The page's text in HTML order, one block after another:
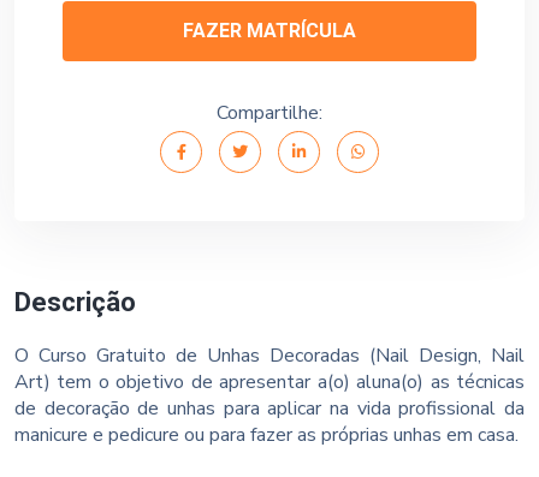
Descrição
O Curso Gratuito de Unhas Decoradas (Nail Design, Nail
Art) tem o objetivo de apresentar a(o) aluna(o) as técnicas
de decoração de unhas para aplicar na vida profissional da
manicure e pedicure ou para fazer as próprias unhas em casa.
FAZER MATRÍCULA
Compartilhe: